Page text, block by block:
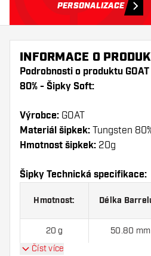
PERSONALIZACE
INFORMACE O
Podrobnosti o produktu
80% - Šipky Soft:
Výrobce: GOAT
Materiál šipkek: Tungsten
Hmotnost šipkek: 20g
Šipky Technická specifikace:
Hmotnost: Délka
20 g 50.80 mm
Číst více